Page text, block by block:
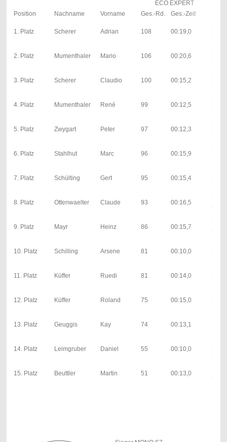
ECO EXPERT
Position
Nachname Vorname Ges.-Rd. Ges.-Zeit
1. Platz Scherer Adrian 108 00:19,0
2. Platz Mumenthaler Mario 106 00:20,6
3. Platz Scherer Claudio 100 00:15,2
4. Platz Mumenthaler René 99 00:12,5
5. Platz Zwygart Peter 97 00:12,3
6. Platz Stahlhut Marc 96 00:15,9
7. Platz Schülting Gert 95 00:15,4
8. Platz Ottenwaelter Claude 93 00:16,5
9. Platz Mayr Heinz 86 00:15,7
10. Platz Schilling Arsene 81 00:10,0
11. Platz Küffer Ruedi 81 00:14,0
12. Platz Küffer Roland 75 00:15,0
13. Platz Geuggis Kay 74 00:13,1
14. Platz Leimgruber Daniel 55 00:10,0
15. Platz Beuttler Martin 51 00:13,0